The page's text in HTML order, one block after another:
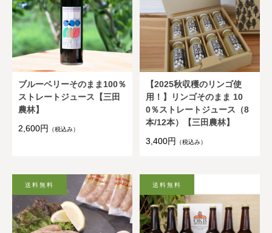
ブルーベリーそのまま100％
ストレートジュース【三田
農林】
2,600円
（税込み）
【2025秋収穫のリンゴ使
用！】リンゴそのまま 10
0％ストレートジュース（8
本/12本）【三田農林】
3,400円
（税込み）